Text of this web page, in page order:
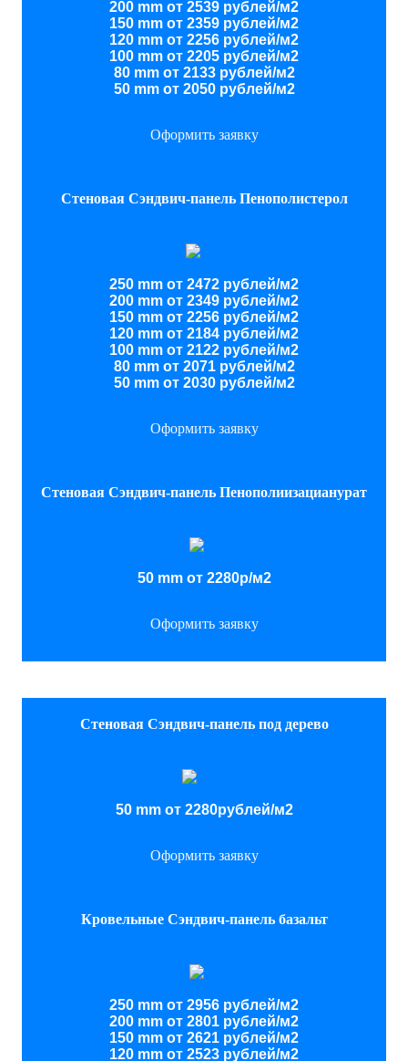
200 mm от 2539 рублей/м2
150 mm от 2359 рублей/м2
120 mm от 2256 рублей/м2
100 mm от 2205 рублей/м2
80 mm от 2133 рублей/м2
50 mm от 2050 рублей/м2
Оформить заявку
Стеновая Сэндвич-панель Пенополистерол
250 mm от 2472 рублей/м2
200 mm от 2349 рублей/м2
150 mm от 2256 рублей/м2
120 mm от 2184 рублей/м2
100 mm от 2122 рублей/м2
80 mm от 2071 рублей/м2
50 mm от 2030 рублей/м2
Оформить заявку
Стеновая Сэндвич-панель Пенополиизацианурат
50 mm от 2280р/м2
Оформить заявку
Стеновая Сэндвич-панель под дерево
50 mm от 2280рублей/м2
Оформить заявку
Кровельные Сэндвич-панель базальт
250 mm от 2956 рублей/м2
200 mm от 2801 рублей/м2
150 mm от 2621 рублей/м2
120 mm от 2523 рублей/м2